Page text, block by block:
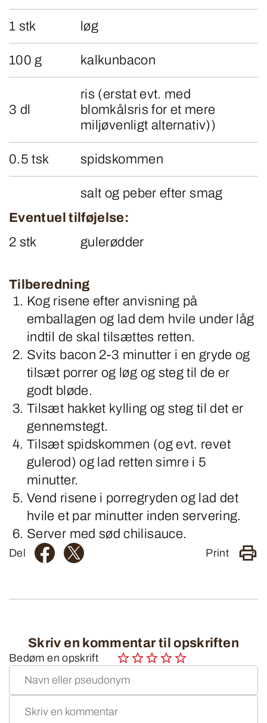
1 stk løg
100 g kalkunbacon
3 dl
ris (erstat evt. med
blomkålsris for et mere
miljøvenligt alternativ))
0.5 tsk spidskommen
salt og peber efter smag
Eventuel tilføjelse:
2 stk
gulerødder
Tilberedning
Kog risene efter anvisning på
emballagen og lad dem hvile under låg
indtil de skal tilsættes retten.
Svits bacon 2-3 minutter i en gryde og
tilsæt porrer og løg og steg til de er
godt bløde.
Tilsæt hakket kylling og steg til det er
gennemstegt.
Tilsæt spidskommen (og evt. revet
gulerod) og lad retten simre i 5
minutter.
Vend risene i porregryden og lad det
hvile et par minutter inden servering.
Server med sød chilisauce.
Del Print
Skriv en kommentar til opskriften
Bedøm en opskrift